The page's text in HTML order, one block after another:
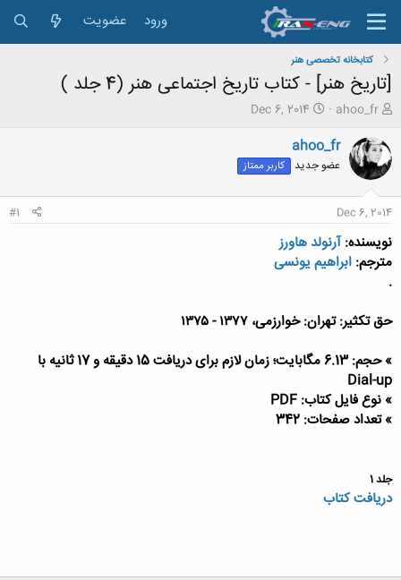
ورود عضویت
کتابخانه تخصصی هنر
[تاریخ هنر] - کتاب تاریخ اجتماعی هنر (4 جلد )
ش
و
ع
ک
ه
م
و
ع
ahoo_fr
ت
ر
خ
ع
Dec 6, 2014
ahoo_fr
عضو جدید کاربر ممتاز
Dec 6, 2014
#1
نویسنده:آرنولد هاورز
مترجم: ابراهیم یونسی
.
حق تکثیر: ت‍ه‍ران‌: خ‍وارزم‍ی‌، ۱۳۷۷ - ۱۳۷۵
» حجم: 6.13 مگابایت؛ زمان لازم برای دریافت 15 دقیقه و 17 ثانیه با
Dial-up
» نوع فایل کتاب: PDF
» تعداد صفحات: 342
جلد 1
دریافت کتاب